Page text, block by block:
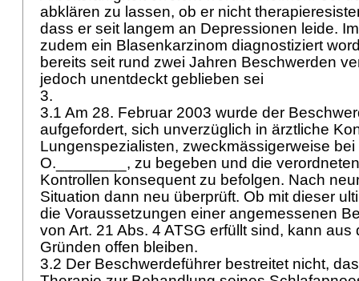
abklären zu lassen, ob er nicht
dass er seit langem an Depressionen leide.
zudem ein Blasenkarzinom diagnostiziert
bereits seit rund zwei Jahren Beschwerden
jedoch unentdeckt geblieben sei
3.
3.1 Am 28. Februar 2003 wurde der
aufgefordert, sich unverzüglich in ärztliche
Lungenspezialisten, zweckmässigerweise bei
O.________, zu begeben und die
Kontrollen konsequent zu befolgen. Nach
Situation dann neu überprüft. Ob mit dieser
die Voraussetzungen einer angemessenen
von Art. 21 Abs. 4 ATSG erfüllt sind, kann
Gründen offen bleiben.
3.2 Der Beschwerdeführer bestreitet nicht,